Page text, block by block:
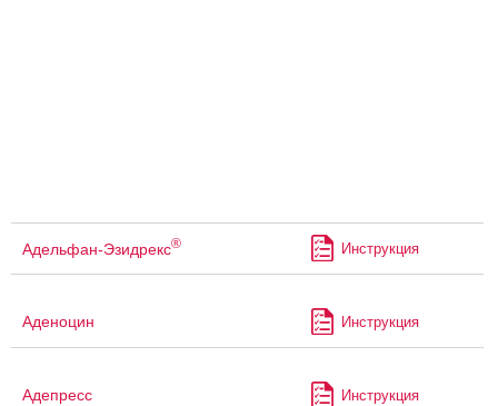
Адельфан-Эзидрекс® Инструкция
Аденоцин Инструкция
Адепресс Инструкция